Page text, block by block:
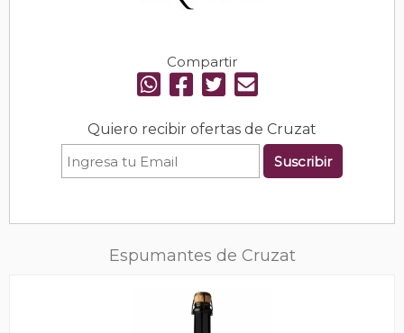
Compartir
Quiero recibir ofertas de Cruzat
Suscribir
Espumantes de Cruzat